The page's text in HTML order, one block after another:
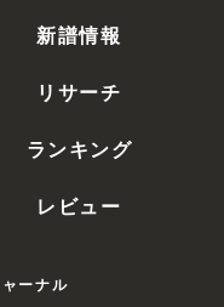
新譜情報
リサーチ
ランキング
レビュー
ーナル